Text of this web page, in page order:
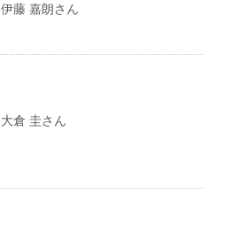
伊藤 嘉朗さん
大倉 圭さん